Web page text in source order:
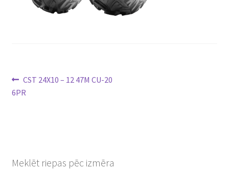
Ziņu
izvēlne
Previous
post:
CST 24X10 – 12 47M CU-20
6PR
Meklēt riepas pēc izmēra